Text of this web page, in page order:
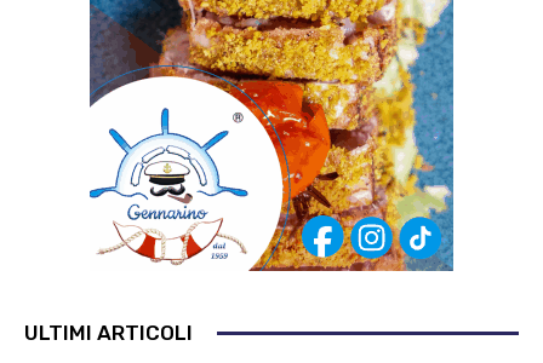
ULTIMI ARTICOLI